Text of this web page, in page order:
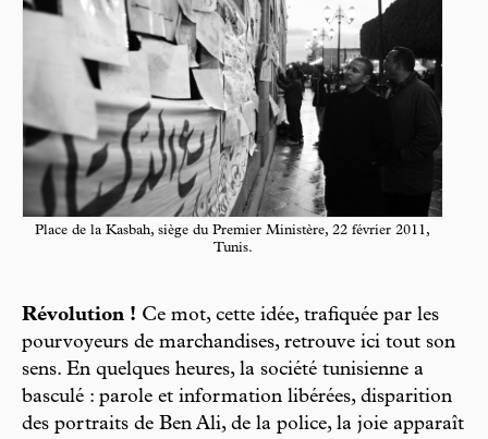
Place de la Kasbah, siège du Premier Ministère, 22 février 2011,
Tunis.
Révolution ! Ce mot, cette idée, trafiquée par les
pourvoyeurs de marchandises, retrouve ici tout son
sens. En quelques heures, la société tunisienne a
basculé : parole et information libérées, disparition
des portraits de Ben Ali, de la police, la joie apparaît